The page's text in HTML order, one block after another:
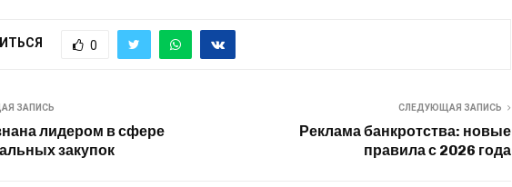
0
ЗАПИСЬ
лидером в сфере
закупок
СЛЕДУЮЩАЯ ЗАПИСЬ
Реклама банкротства: новые
правила с 2026 года